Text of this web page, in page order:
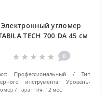
Электронный угломер
TECH 700 DA 45 см
0
Профессиональный
Тип
инструмента:
Уровень-
Гарантия: 12 мес